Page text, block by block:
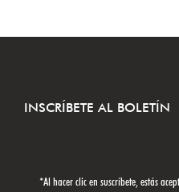
INSCRÍBETE AL BOLETÍN
*Al hacer clic en suscríbete, estás